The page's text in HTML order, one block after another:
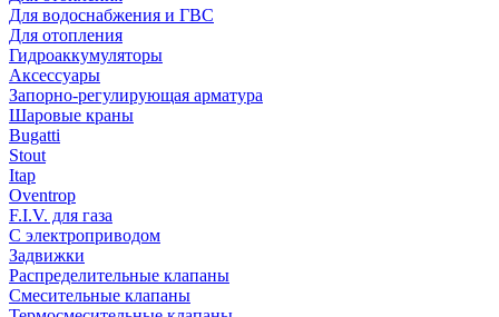
Для водоснабжения и ГВС
Для отопления
Гидроаккумуляторы
Аксессуары
Запорно-регулирующая арматура
Шаровые краны
Bugatti
Stout
Itap
Oventrop
F.I.V. для газа
С электроприводом
Задвижки
Распределительные клапаны
Cмесительные клапаны